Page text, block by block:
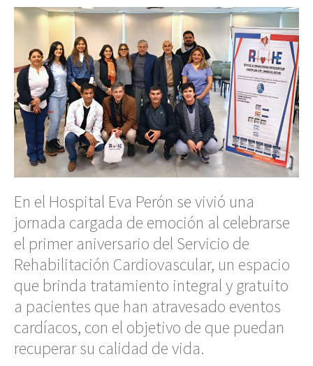
En el Hospital Eva Perón se vivió una
jornada cargada de emoción al celebrarse
el primer aniversario del Servicio de
Rehabilitación Cardiovascular, un espacio
que brinda tratamiento integral y gratuito
a pacientes que han atravesado eventos
cardíacos, con el objetivo de que puedan
recuperar su calidad de vida.